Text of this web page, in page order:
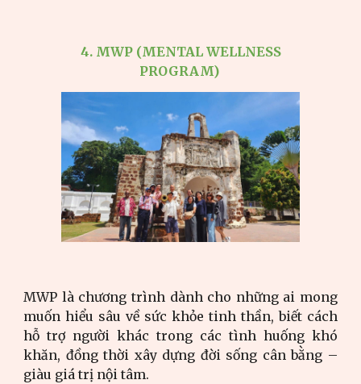
4. MWP (MENTAL WELLNESS
PROGRAM)
MWP là chương trình dành cho những ai mong
muốn hiểu sâu về sức khỏe tinh thần, biết cách
hỗ trợ người khác trong các tình huống khó
khăn, đồng thời xây dựng đời sống cân bằng –
giàu giá trị nội tâm.